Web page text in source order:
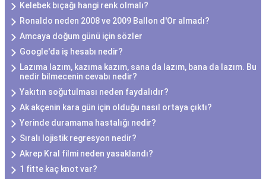
Kelebek bıçağı hangi renk olmalı?
Ronaldo neden 2008 ve 2009 Ballon d'Or almadı?
Amcaya doğum günü için sözler
Google'da iş hesabı nedir?
Lazıma lazım, kazıma kazım, sana da lazım, bana da lazım. Bu
nedir bilmecenin cevabı nedir?
Yakıtın soğutulması neden faydalıdır?
Ak akçenin kara gün için olduğu nasıl ortaya çıktı?
Yerinde duramama hastalığı nedir?
Sıralı lojistik regresyon nedir?
Akrep Kral filmi neden yasaklandı?
1 fitte kaç knot var?